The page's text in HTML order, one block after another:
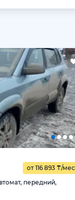
от 116 893 ₸/мес
передний,